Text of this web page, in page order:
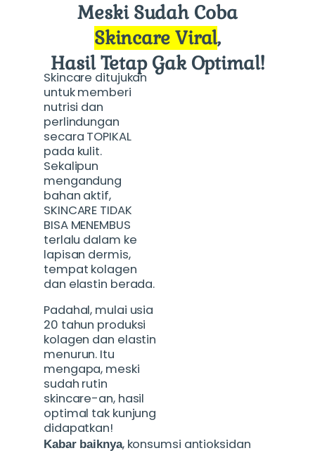
Meski Sudah Coba
Skincare Viral,
Hasil Tetap Gak Optimal!
Skincare ditujukan
untuk memberi
nutrisi dan
perlindungan
secara TOPIKAL
pada kulit.
Sekalipun
mengandung
bahan aktif,
SKINCARE TIDAK
BISA MENEMBUS
terlalu dalam ke
lapisan dermis,
tempat kolagen
dan elastin berada.
Padahal, mulai usia
20 tahun produksi
kolagen dan elastin
menurun. Itu
mengapa, meski
sudah rutin
skincare-an, hasil
optimal tak kunjung
didapatkan!
Kabar baiknya, konsumsi antioksidan